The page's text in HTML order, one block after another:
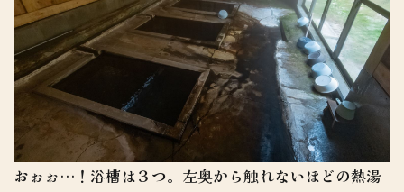
おぉぉ…！浴槽は３つ。左奥から触れないほどの熱湯